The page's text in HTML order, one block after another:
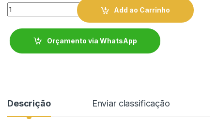
Quantity
Add ao Carrinho
Orçamento via WhatsApp
Descrição Enviar classificação